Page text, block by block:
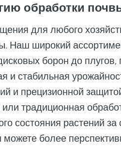
обработки
для любого
Наш широкий
борон до
стабильная
и прецизионной
традиционная
состояния растений
более